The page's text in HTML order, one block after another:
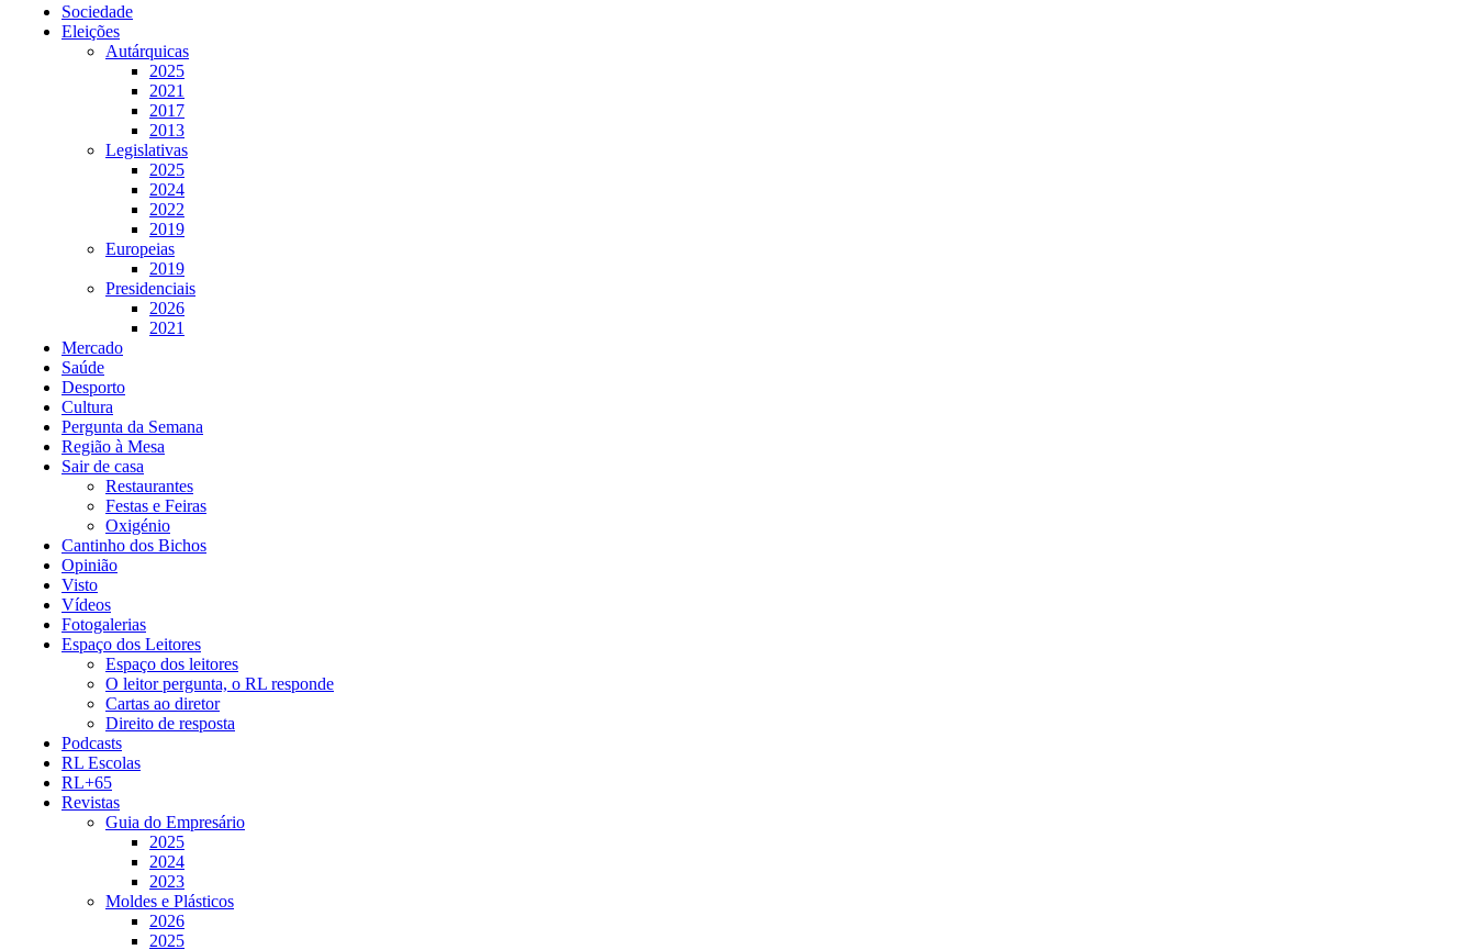
Sociedade
Eleições
Autárquicas
2025
2021
2017
2013
Legislativas
2025
2024
2022
2019
Europeias
2019
Presidenciais
2026
2021
Mercado
Saúde
Desporto
Cultura
Pergunta da Semana
Região à Mesa
Sair de casa
Restaurantes
Festas e Feiras
Oxigénio
Cantinho dos Bichos
Opinião
Visto
Vídeos
Fotogalerias
Espaço dos Leitores
Espaço dos leitores
O leitor pergunta, o RL responde
Cartas ao diretor
Direito de resposta
Podcasts
RL Escolas
RL+65
Revistas
Guia do Empresário
2025
2024
2023
Moldes e Plásticos
2026
2025